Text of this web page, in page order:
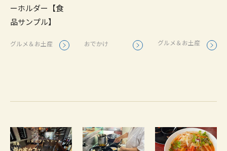
ーホルダー【食
品サンプル】
グルメ＆お土産 おでかけ グルメ＆お土産